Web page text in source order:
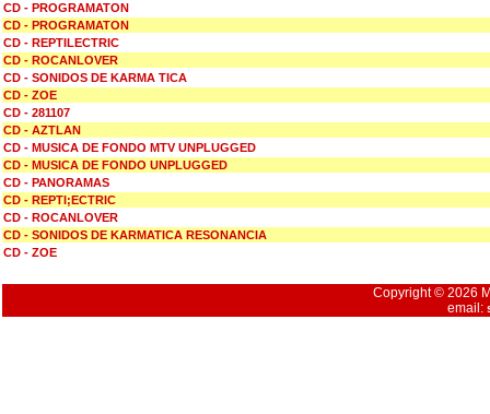
CD - PROGRAMATON
CD - PROGRAMATON
CD - REPTILECTRIC
CD - ROCANLOVER
CD - SONIDOS DE KARMA TICA
CD - ZOE
CD - 281107
CD - AZTLAN
CD - MUSICA DE FONDO MTV UNPLUGGED
CD - MUSICA DE FONDO UNPLUGGED
CD - PANORAMAS
CD - REPTI;ECTRIC
CD - ROCANLOVER
CD - SONIDOS DE KARMATICA RESONANCIA
CD - ZOE
Copyright © 2026
email: